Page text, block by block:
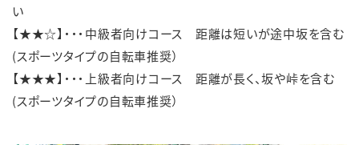
い
【★★☆】・・・中級者向けコース 距離は短いが途中坂を含む
(スポーツタイプの自転車推奨）
【★★★】・・・上級者向けコース 距離が長く、坂や峠を含む
(スポーツタイプの自転車推奨）